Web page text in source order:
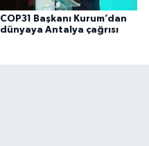
COP31 Başkanı Kurum’dan
dünyaya Antalya çağrısı